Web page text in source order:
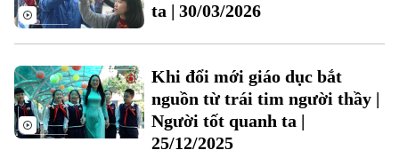
Chuyên mục
Thời sự
ta | 30/03/2026
Khi đổi mới giáo dục bắt
nguồn từ trái tim người thầy |
Người tốt quanh ta |
25/12/2025